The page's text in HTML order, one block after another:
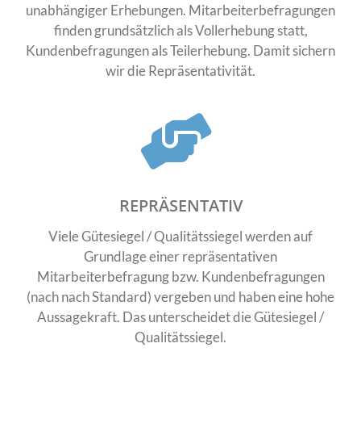
unabhängiger Erhebungen. Mitarbeiterbefragungen
finden grundsätzlich als Vollerhebung statt,
Kundenbefragungen als Teilerhebung. Damit sichern
wir die Repräsentativität.
REPRÄSENTATIV
Viele Gütesiegel / Qualitätssiegel werden auf
Grundlage einer repräsentativen
Mitarbeiterbefragung bzw. Kundenbefragungen
(nach nach Standard) vergeben und haben eine hohe
Aussagekraft. Das unterscheidet die Gütesiegel /
Qualitätssiegel.